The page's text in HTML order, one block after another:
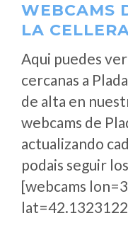
WEBCAMS
LA
Aqui puedes
cercanas a
de alta en
webcams de
actualizando
podais seguir
[webcams